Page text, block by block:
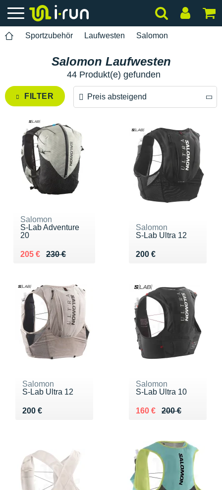
Sportzubehör Laufwesten Salomon
Salomon Laufwesten
44 Produkt(e) gefunden
FILTER Preis absteigend
Preis aufsteigend
Salomon
S-Lab Adventure
20
230 €
Au lieu de 230 €
205 €
Vendu 205 €
Salomon
S-Lab Ultra 12
200 €
Vendu 200 €
Salomon
S-Lab Ultra 12
200 €
Vendu 200 €
Salomon
S-Lab Ultra 10
200 €
Au lieu de 200 €
160 €
Vendu 160 €